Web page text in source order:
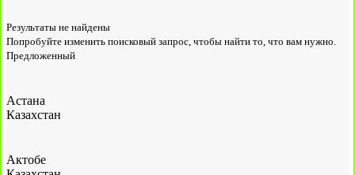
Результаты не найдены
Попробуйте изменить поисковый запрос, чтобы найти то, что вам нужно.
Предложенный
Астана
Казахстан
Актобе